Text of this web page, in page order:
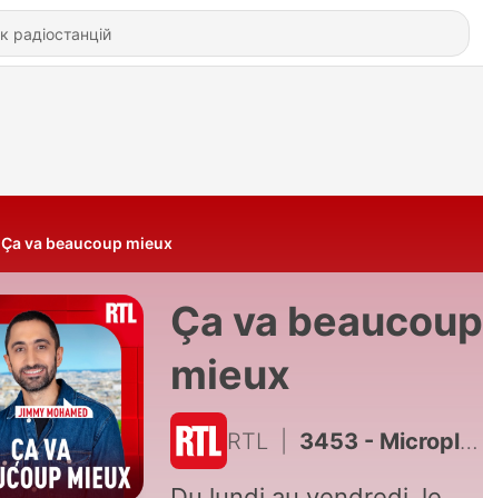
Ça va beaucoup mieux
Ça va beaucoup
mieux
RTL 3453 - Microplastiques dans le cerveau : info alarmante ou panique injustifiée ?